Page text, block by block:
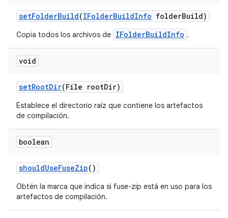
setFolderBuild(IFolderBuildInfo folderBuild)
Copia todos los archivos de IFolderBuildInfo .
void
setRootDir(File rootDir)
Establece el directorio raíz que contiene los artefactos
de compilación.
boolean
shouldUseFuseZip()
Obtén la marca que indica si fuse-zip está en uso para los
artefactos de compilación.